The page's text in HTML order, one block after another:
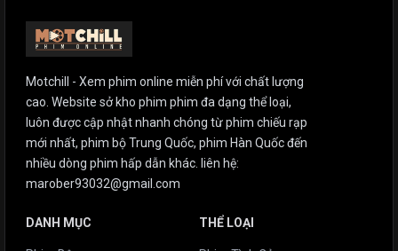
Motchill - Xem phim online miễn phí với chất lượng
cao. Website sở kho phim phim đa dạng thể loại,
luôn được cập nhật nhanh chóng từ phim chiếu rạp
mới nhất, phim bộ Trung Quốc, phim Hàn Quốc đến
nhiều dòng phim hấp dẫn khác. liên hệ:
marober93032@gmail.com
DANH MỤC THỂ LOẠI